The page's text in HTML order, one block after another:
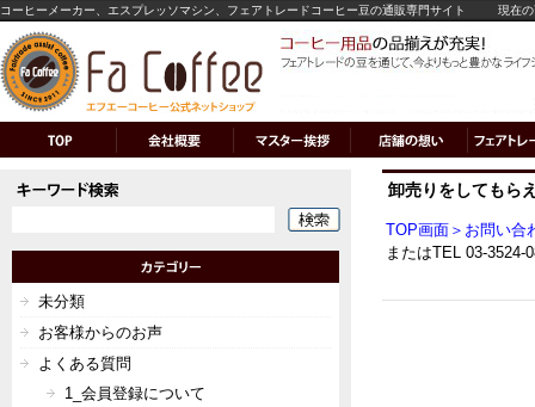
コーヒーメーカー、エスプレッソマシン、フェアトレードコーヒー豆の通販専門サイト 現在
卸売りをしてもら
TOP画面＞お問い合
またはTEL 03-3524-
未分類
お客様からのお声
よくある質問
1_会員登録について